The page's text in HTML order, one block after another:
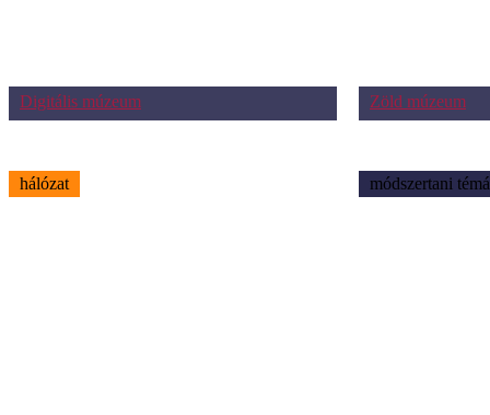
Digitális múzeum Zöld múzeum
hálózat módszertani